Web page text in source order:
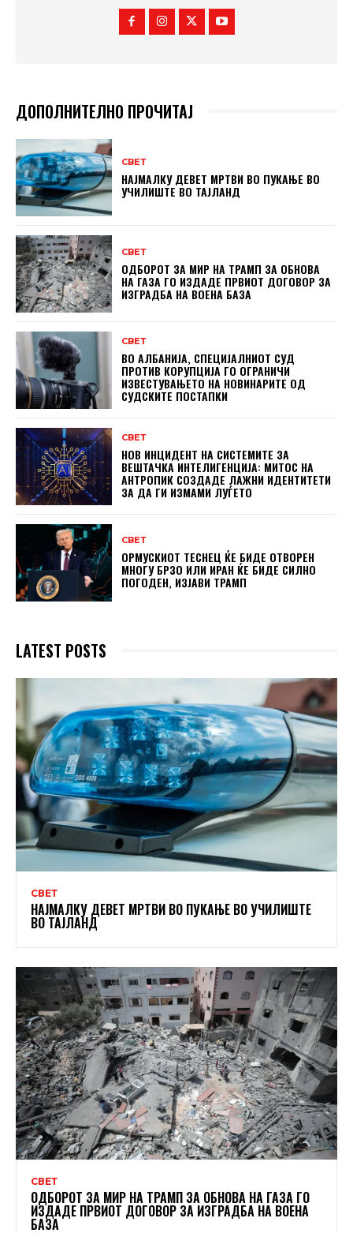
ДОПОЛНИТЕЛНО ПРОЧИТАЈ
СВЕТ
НАЈМАЛКУ ДЕВЕТ МРТВИ ВО ПУКАЊЕ ВО
УЧИЛИШТЕ ВО ТАЈЛАНД
СВЕТ
ОДБОРОТ ЗА МИР НА ТРАМП ЗА ОБНОВА
НА ГАЗА ГО ИЗДАДЕ ПРВИОТ ДОГОВОР ЗА
ИЗГРАДБА НА ВОЕНА БАЗА
СВЕТ
ВО АЛБАНИЈА, СПЕЦИЈАЛНИОТ СУД
ПРОТИВ КОРУПЦИЈА ГО ОГРАНИЧИ
ИЗВЕСТУВАЊЕТО НА НОВИНАРИТЕ ОД
СУДСКИТЕ ПОСТАПКИ
СВЕТ
НОВ ИНЦИДЕНТ НА СИСТЕМИТЕ ЗА
ВЕШТАЧКА ИНТЕЛИГЕНЦИЈА: МИТОС НА
АНТРОПИК СОЗДАДЕ ЛАЖНИ ИДЕНТИТЕТИ
ЗА ДА ГИ ИЗМАМИ ЛУЃЕТО
СВЕТ
ОРМУСКИОТ ТЕСНЕЦ ЌЕ БИДЕ ОТВОРЕН
МНОГУ БРЗО ИЛИ ИРАН ЌЕ БИДЕ СИЛНО
ПОГОДЕН, ИЗЈАВИ ТРАМП
LATEST POSTS
СВЕТ
НАЈМАЛКУ ДЕВЕТ МРТВИ ВО ПУКАЊЕ ВО УЧИЛИШТЕ
ВО ТАЈЛАНД
СВЕТ
ОДБОРОТ ЗА МИР НА ТРАМП ЗА ОБНОВА НА ГАЗА ГО
ИЗДАДЕ ПРВИОТ ДОГОВОР ЗА ИЗГРАДБА НА ВОЕНА
БАЗА